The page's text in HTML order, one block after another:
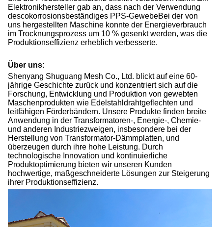
Elektronikhersteller gab an, dass nach der Verwendung
descokorrosionsbeständiges PPS-GewebeBei der von
uns hergestellten Maschine konnte der Energieverbrauch
im Trocknungsprozess um 10 % gesenkt werden, was die
Produktionseffizienz erheblich verbesserte.
Über uns:
Shenyang Shuguang Mesh Co., Ltd. blickt auf eine 60-
jährige Geschichte zurück und konzentriert sich auf die
Forschung, Entwicklung und Produktion von gewebten
Maschenprodukten wie Edelstahldrahtgeflechten und
leitfähigen Förderbändern. Unsere Produkte finden breite
Anwendung in der Transformatoren-, Energie-, Chemie-
und anderen Industriezweigen, insbesondere bei der
Herstellung von Transformator-Dämmplatten, und
überzeugen durch ihre hohe Leistung. Durch
technologische Innovation und kontinuierliche
Produktoptimierung bieten wir unseren Kunden
hochwertige, maßgeschneiderte Lösungen zur Steigerung
ihrer Produktionseffizienz.